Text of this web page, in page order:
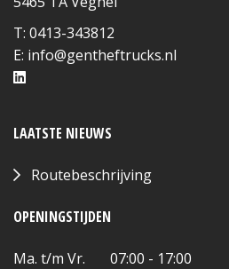
T: 0413-343812
E: info@gentheftrucks.nl
LAATSTE NIEUWS
Routebeschrijving
OPENINGSTIJDEN
Ma. t/m Vr. 07:00 - 17:00